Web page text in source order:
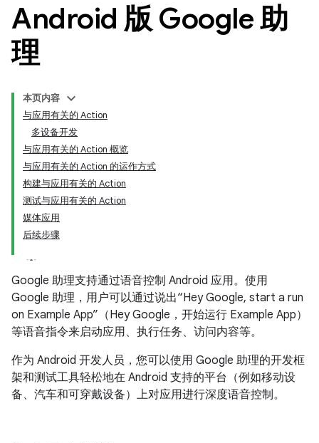
Android 版 Google 助
理
本页内容
与应用有关的 Action
多设备开发
与应用有关的 Action 概览
与应用有关的 Action 的运作方式
构建与应用有关的 Action
测试与应用有关的 Action
媒体应用
后续步骤
Google 助理支持通过语音控制 Android 应用。使用
Google 助理，用户可以通过说出“Hey Google, start a run
on Example App”（Hey Google，开始运行 Example App）
等语音指令来启动应用、执行任务、访问内容等。
作为 Android 开发人员，您可以使用 Google 助理的开发框
架和测试工具轻松地在 Android 支持的平台（例如移动设
备、汽车和可穿戴设备）上对应用进行深度语音控制。